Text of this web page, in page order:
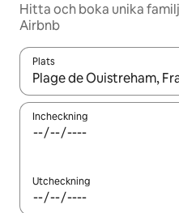
Hitta och boka unika
Airbnb
Plats
När resultaten är
Incheckning
Utcheckning